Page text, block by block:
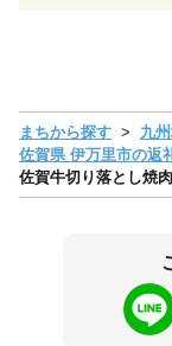
まちから探す 九
佐賀県 伊万里市の返
佐賀牛切り落とし焼